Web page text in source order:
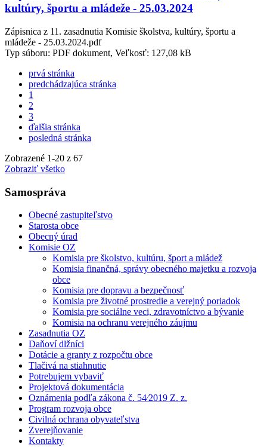
kultúry, športu a mládeže - 25.03.2024
Zápisnica z 11. zasadnutia Komisie školstva, kultúry, športu a
mládeže - 25.03.2024.pdf
Typ súboru: PDF dokument, Veľkosť: 127,08 kB
prvá stránka
predchádzajúca stránka
1
2
3
ďalšia stránka
posledná stránka
Zobrazené 1-20 z 67
Zobraziť všetko
Samospráva
Obecné zastupiteľstvo
Starosta obce
Obecný úrad
Komisie OZ
Komisia pre školstvo, kultúru, šport a mládež
Komisia finančná, správy obecného majetku a rozvoja
obce
Komisia pre dopravu a bezpečnosť
Komisia pre životné prostredie a verejný poriadok
Komisia pre sociálne veci, zdravotníctvo a bývanie
Komisia na ochranu verejného záujmu
Zasadnutia OZ
Daňoví dlžníci
Dotácie a granty z rozpočtu obce
Tlačivá na stiahnutie
Potrebujem vybaviť
Projektová dokumentácia
Oznámenia podľa zákona č. 54⁄2019 Z. z.
Program rozvoja obce
Civilná ochrana obyvateľstva
Zverejňovanie
Kontakty